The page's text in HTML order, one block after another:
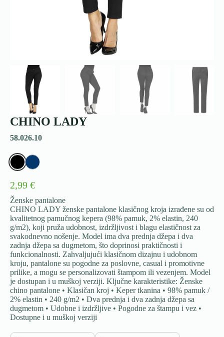
CHINO LADY
58.026.10
2,99 €
Ženske pantalone
CHINO LADY ženske pantalone klasičnog kroja izrađene su od
kvalitetnog pamučnog kepera (98% pamuk, 2% elastin, 240
g/m2), koji pruža udobnost, izdržljivost i blagu elastičnost za
svakodnevno nošenje. Model ima dva prednja džepa i dva
zadnja džepa sa dugmetom, što doprinosi praktičnosti i
funkcionalnosti. Zahvaljujući klasičnom dizajnu i udobnom
kroju, pantalone su pogodne za poslovne, casual i promotivne
prilike, a mogu se personalizovati štampom ili vezenjem. Model
je dostupan i u muškoj verziji. Ključne karakteristike: Ženske
chino pantalone • Klasičan kroj • Keper tkanina • 98% pamuk /
2% elastin • 240 g/m2 • Dva prednja i dva zadnja džepa sa
dugmetom • Udobne i izdržljive • Pogodne za štampu i vez •
Dostupne i u muškoj verziji